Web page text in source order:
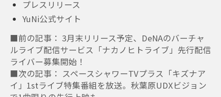
プレスリリース
YuNi公式サイト
■前の記事： 3月末リリース予定、DeNAのバーチャ
ルライブ配信サービス「ナカノヒトライブ」先行配信
ライバー募集開始！
■次の記事： スペースシャワーTVプラス「キズナア
イ」1stライブ特集番組を放送。秋葉原UDXビジョン